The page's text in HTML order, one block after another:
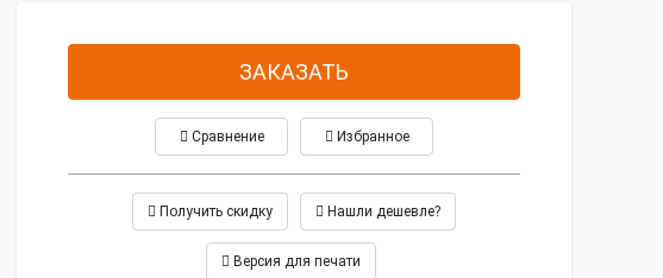
ЗАКАЗАТЬ
Сравнение Избранное
Получить скидку Нашли дешевле?
Версия для печати